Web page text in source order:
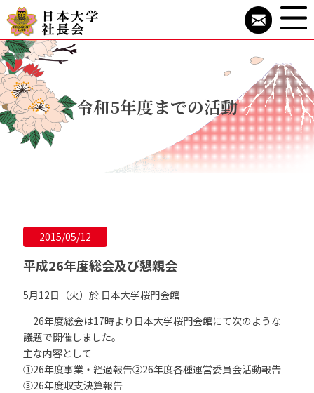
令和5年度までの活動
2015/05/12
平成26年度総会及び懇親会
5月12日（火）於.日本大学桜門会館
26年度総会は17時より日本大学桜門会館にて次のような
議題で開催しました。
主な内容として
①26年度事業・経過報告②26年度各種運営委員会活動報告
③26年度収支決算報告